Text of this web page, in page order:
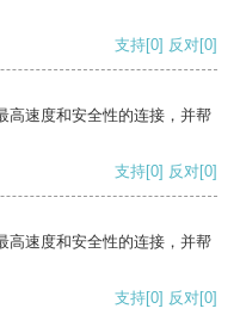
支持[0] 反对[0]
高速度和安全性的连接，并帮
支持[0] 反对[0]
高速度和安全性的连接，并帮
支持[0] 反对[0]